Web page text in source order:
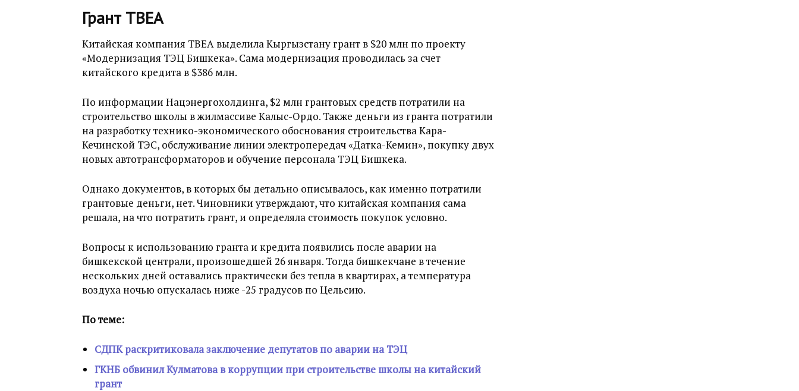
Грант TBEA
Китайская компания TBEA выделила Кыргызстану грант в $20 млн по проекту
«Модернизация ТЭЦ Бишкека». Сама модернизация проводилась за счет
китайского кредита в $386 млн.
По информации Нацэнергохолдинга, $2 млн грантовых средств потратили на
строительство школы в жилмассиве Калыс-Ордо. Также деньги из гранта потратили
на разработку технико-экономического обоснования строительства Кара-
Кечинской ТЭС, обслуживание линии электропередач «Датка-Кемин», покупку двух
новых автотрансформаторов и обучение персонала ТЭЦ Бишкека.
Однако документов, в которых бы детально описывалось, как именно потратили
грантовые деньги, нет. Чиновники утверждают, что китайская компания сама
решала, на что потратить грант, и определяла стоимость покупок условно.
Вопросы к использованию гранта и кредита появились после аварии на
бишкекской централи, произошедшей 26 января. Тогда бишкекчане в течение
нескольких дней оставались практически без тепла в квартирах, а температура
воздуха ночью опускалась ниже -25 градусов по Цельсию.
По теме:
СДПК раскритиковала заключение депутатов по аварии на ТЭЦ
ГКНБ обвинил Кулматова в коррупции при строительстве школы на китайский
грант